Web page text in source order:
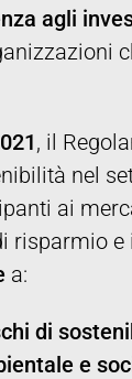
agli
, il
nel
ai
risparmio
a:
di
e